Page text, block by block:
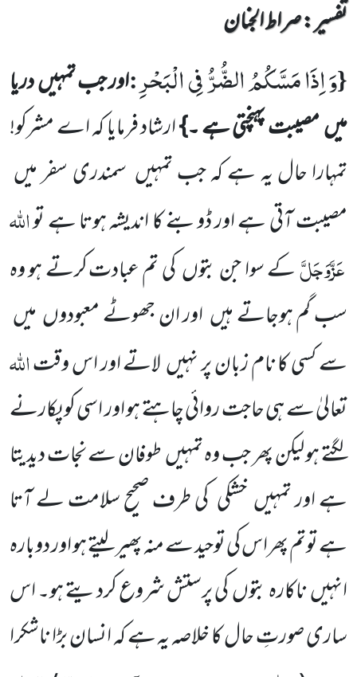
تفسیر : ‎صراط الجنان
{وَ اِذَا مَسَّكُمُ الضُّرُّ فِی الْبَحْرِ:اور جب تمہیںدریا
میںمصیبت پہنچتی ہے ۔}ارشاد فرمایا کہ اے مشرکو!
تمہارا حالیہ ہے کہ جب تمہیں سمندری سفر میں
مصیبت آتی ہے اور ڈوبنے کا اندیشہ ہوتا ہے تواللّٰہ
عَزَّوَجَلَّکے سوا جن بتوںکی تم عبادتکرتے ہو وہ
سب گم ہوجاتے ہیںاور ان جھوٹے معبودوںمیں
سے کسی کا نام زبان پر نہیںلاتے اور اس وقتاللّٰہ
تعالیٰ سے ہی حاجت روائی چاہتے ہو اور اسی کو پکارنے
لگتے ہو لیکن پھر جب وہ تمہیںطوفان سے نجات دیدیتا
ہے اور تمہیںخشکی کی طرف صحیح سلامت لے آتا
ہے توتم پھراس کی توحید سے منہ پھیر لیتے ہو اور دوبارہ
انہیںناکارہ بتوںکی پرستش شروع کردیتے ہو۔ اس
ساری صورتِ حال کا خلاصہ یہ ہے کہ انسان بڑا ناشکرا